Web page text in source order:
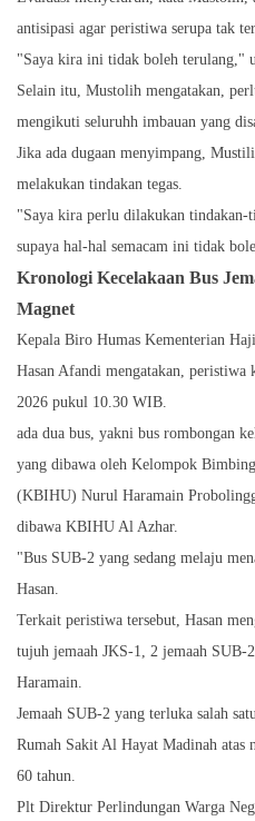
antisipasi agar peristiwa serupa tak
"Saya kira ini tidak boleh terulang,"
Selain itu, Mustolih mengatakan,
mengikuti seluruhh imbauan yang
Jika ada dugaan menyimpang,
melakukan tindakan tegas.
"Saya kira perlu dilakukan tindakan-
supaya hal-hal semacam ini tidak
Kronologi Kecelakaan Bus
Magnet
Kepala Biro Humas Kementerian
Hasan Afandi mengatakan,
2026 pukul 10.30 WIB.
ada dua bus, yakni bus rombongan
yang dibawa oleh Kelompok
(KBIHU) Nurul Haramain
dibawa KBIHU Al Azhar.
"Bus SUB-2 yang sedang melaju
Hasan.
Terkait peristiwa tersebut, Hasan
tujuh jemaah JKS-1, 2 jemaah
Haramain.
Jemaah SUB-2 yang terluka salah
Rumah Sakit Al Hayat Madinah atas
60 tahun.
Plt Direktur Perlindungan Warga